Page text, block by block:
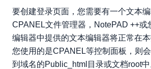
向您的网站添加样式
创建和编辑样式表的CSS.CSS'
测试您的网站
要创建登录页面，您需要有一个文本
CPANEL文件管理器，NotePAD ++或
编辑器中提供的文本编辑器将正常在
您使用的是CPANEL等控制面板，则
到域名的Public_html目录或文档root